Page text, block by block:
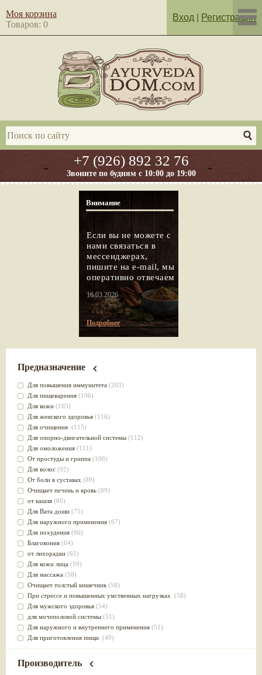
+7 (926) 892 32 76
Звоните по будням с 10:00 до 19:00
Моя корзина
Товаров: 0
Вход Регистрация
Внимание
Если вы не можете с
нами связаться в
мессенджерах,
пишите на e-mail, мы
оперативно отвечаем
16.03.2026
Подробнее
Предназначение
Для повышения иммунитета (203)
Для пищеварения (196)
Для кожи (165)
Для женского здоровья (116)
Для очищения (115)
Для опорно-двигательной системы (112)
Для омоложения (111)
От простуды и гриппа (106)
Для волос (92)
От боли в суставах (89)
Очищает печень и кровь (89)
от кашля (80)
Для Вата доши (75)
Для наружного применения (67)
Для похудения (66)
Благовония (64)
от лихорадки (61)
Для кожи лица (59)
Для массажа (58)
Очищает толстый кишечник (58)
При стрессе и повышенных умственных нагрузках (58)
Для мужского здоровья (54)
для мочеполовой системы (51)
Для наружного и внутреннего применения (51)
Для приготовления пищи (49)
от инфекций мочеполовой системы(49)
для суставов
Производитель